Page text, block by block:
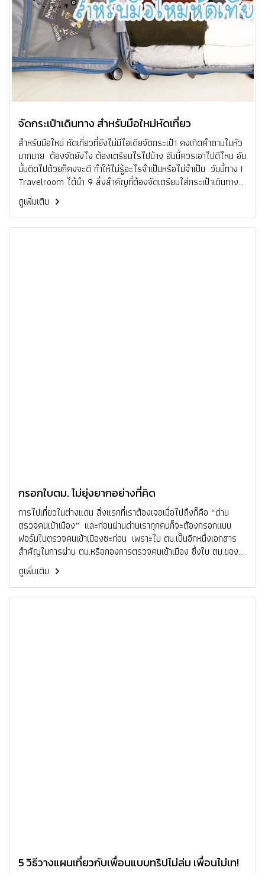
จัดกระเป๋าเดินทาง สำหรับมือใหม่หัดเที่ยว
สำหรับมือใหม่ หัดเที่ยวที่ยังไม่มีไอเดียจัดกระเป๋า คงเกิดคำถามในหัว
มากมาย ต้องจัดยังไง ต้องเตรียมไรไปบ้าง อันนี้ควรเอาไปดีไหม อัน
นั้นติดไปด้วยก็คงจะดี ทำให้ไม่รู้อะไรจำเป็นหรือไม่จำเป็น วันนี้ทาง I
Travelroom ได้นำ 9 สิ่งสำคัญที่ต้องจัดเตรียมใส่กระเป๋าเดินทาง
ทุกครั้งที่ท่องเที่ยว ถ้าพร้อมแล้วเตรียมจัดกระเป๋าแล้วไปเที่ยวกัน
ดูเพิ่มเติม
กรอกใบตม. ไม่ยุ่งยากอย่างที่คิด
การไปเที่ยวในต่างแดน สิ่งแรกที่เราต้องเจอเมื่อไปถึงก็คือ “ด่าน
ตรวจคนเข้าเมือง” และก่อนผ่านด่านเราทุกคนก็จะต้องกรอกแบบ
ฟอร์มใบตรวจคนเข้าเมืองซะก่อน เพราะใบ ตม.เป็นอีกหนึ่งเอกสาร
สำคัญในการผ่าน ตม.หรือกองการตรวจคนเข้าเมือง ซึ่งใบ ตม.ของ
แต่ละประเทศก็จะมีลักษณะรวมถึงชื่อเรียกแตกต่างกันออกไป
ดูเพิ่มเติม
5 วิธีวางแผนเที่ยวกับเพื่อนแบบทริปไม่ล่ม เพื่อนไม่เท!